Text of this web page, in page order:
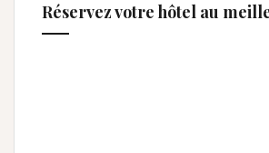
Réservez votre hôtel au